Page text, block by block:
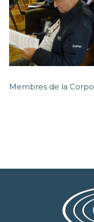
Membres de la Corpo